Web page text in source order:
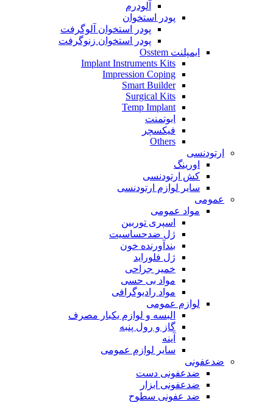
آلودرم
پودر استخوان
پودر استخوان آلوگرفت
پودر استخوان زنوگرفت
ایمپلنت Osstem
Implant Instruments Kits
Impression Coping
Smart Builder
Surgical Kits
Temp Implant
ابوتمنت
فیکسچر
Others
ارتودنسی
اورینگ
کش ارتودنسی
سایر لوازم ارتودنسی
عمومی
مواد عمومی
اسپری توربین
ژل ضدحساسیت
بندآورنده خون
ژل فلوراید
خمیر جراحی
مواد بی حسی
مواد رادیوگرافی
لوازم عمومی
البسه و لوازم یکبار مصرف
گاز و رول پنبه
آینه
سایر لوازم عمومی
ضدعفونی
ضدعفونی دست
ضدعفونی ابزار
ضد عفونی سطوح